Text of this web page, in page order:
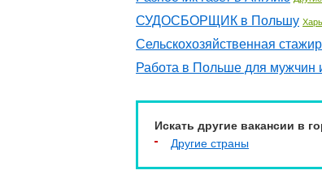
СУДОСБОРЩИК в Польшу
Сельскохозяйственная
Работа в Польше для мужчин
Искать другие вакансии в
Другие страны